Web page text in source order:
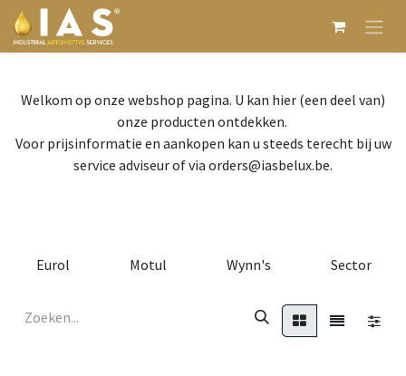
Overslaan naar inhoud
Welkom op onze webshop pagina. U kan hier (een deel van)
onze producten ontdekken.
Voor prijsinformatie en aankopen kan u steeds terecht bij uw
service adviseur of via orders@iasbelux.be.
Eurol Motul Wynn's Sector